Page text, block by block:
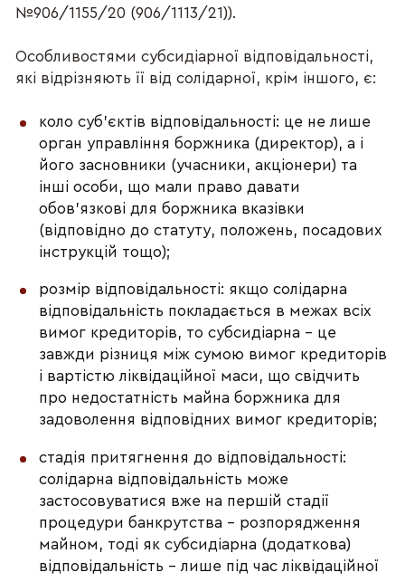
№906/1155/20 (906/1113/21)).
Особливостями субсидіарної відповідальності,
які відрізняють її від солідарної, крім іншого, є:
коло суб’єктів відповідальності: це не лише
орган управління боржника (директор), а і
його засновники (учасники, акціонери) та
інші особи, що мали право давати
обов’язкові для боржника вказівки
(відповідно до статуту, положень, посадових
інструкцій тощо);
розмір відповідальності: якщо солідарна
відповідальність покладається в межах всіх
вимог кредиторів, то субсидіарна – це
завжди різниця між сумою вимог кредиторів
і вартістю ліквідаційної маси, що свідчить
про недостатність майна боржника для
задоволення відповідних вимог кредиторів;
стадія притягнення до відповідальності:
солідарна відповідальність може
застосовуватися вже на першій стадії
процедури банкрутства – розпорядження
майном, тоді як субсидіарна (додаткова)
відповідальність – лише під час ліквідаційної